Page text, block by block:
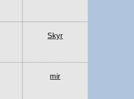
Skyr
mir